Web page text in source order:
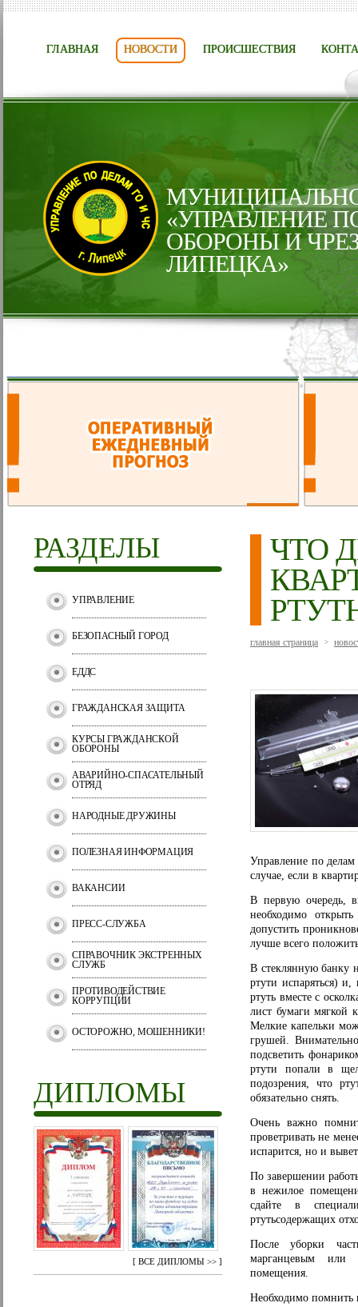
ГЛАВНАЯ НОВОСТИ ПРОИСШЕСТВИЯ
«УПРАВЛЕНИЕ
ОБОРОНЫ И
ЛИПЕЦКА»
РАЗДЕЛЫ
УПРАВЛЕНИЕ
БЕЗОПАСНЫЙ ГОРОД
ЕДДС
ГРАЖДАНСКАЯ ЗАЩИТА
КУРСЫ ГРАЖДАНСКОЙ
ОБОРОНЫ
АВАРИЙНО-СПАСАТЕЛЬНЫЙ
ОТРЯД
НАРОДНЫЕ ДРУЖИНЫ
ПОЛЕЗНАЯ ИНФОРМАЦИЯ
ВАКАНСИИ
ПРЕСС-СЛУЖБА
СПРАВОЧНИК ЭКСТРЕННЫХ
СЛУЖБ
ПРОТИВОДЕЙСТВИЕ
КОРРУПЦИИ
ОСТОРОЖНО, МОШЕННИКИ!
ДИПЛОМЫ
[ ВСЕ ДИПЛОМЫ >> ]
ЧТО
главная страница >
Управление по
случае, если в
В первую очередь,
необходимо
допустить
лучше всего
В стеклянную банку
ртути испаряться)
ртуть вместе с
лист бумаги мягкой
Мелкие капельки
грушей.
подсветить
ртути попали в
подозрения, что
обязательно снять.
Очень важно
проветривать не
испарится, но и
По завершении
в нежилое
сдайте в
ртутьсодержащих
После уборки
марганцевым или
помещения.
Необходимо